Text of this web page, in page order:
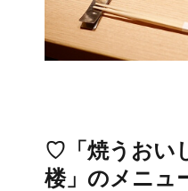
♡「焼うおい
楼」のメニュ